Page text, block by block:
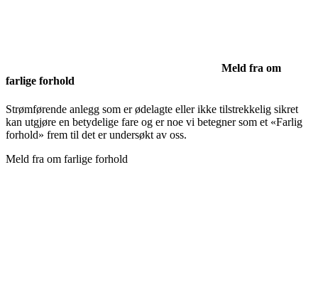
Meld fra om
farlige forhold
Strømførende anlegg som er ødelagte eller ikke tilstrekkelig sikret
kan utgjøre en betydelige fare og er noe vi betegner som et «Farlig
forhold» frem til det er undersøkt av oss.
Meld fra om farlige forhold